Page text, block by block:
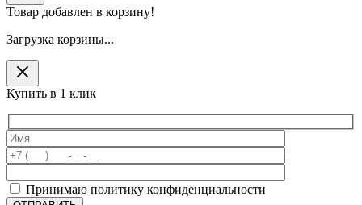
Товар добавлен в корзину!
Загрузка корзины...
Купить в 1 клик
Принимаю политику конфиденциальности